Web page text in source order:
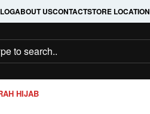
ABOUT USCONTACTSTORE LOCATION
HIJAB